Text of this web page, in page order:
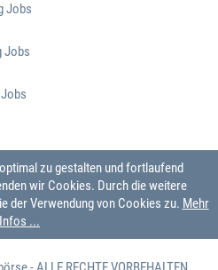
Jobs
Jobs
zu gestalten und fortlaufend
wir Cookies. Durch die weitere
der Verwendung von Cookies zu. Mehr
Infos ...